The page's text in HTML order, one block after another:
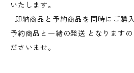
いたします。
即納商品と予約商品を同時にご購
予約商品と一緒の発送 となります
ださいませ。